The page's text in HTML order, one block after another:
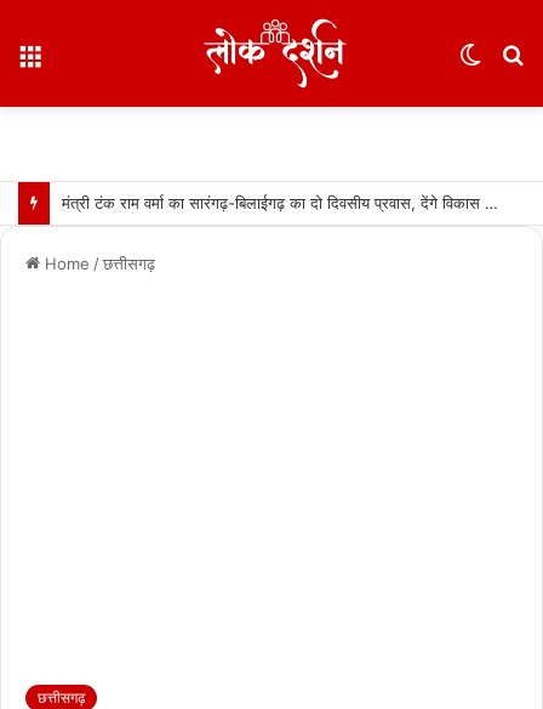
मंत्री टंक राम वर्मा का सारंगढ़-बिलाईगढ़ का दो दिवसीय प्रवास, देंगे विकास कार्यों की सौगात और तिरंगा यात्रा का करेंगे नेतृत्व…..
Home /छत्तीसगढ़
छत्तीसगढ़